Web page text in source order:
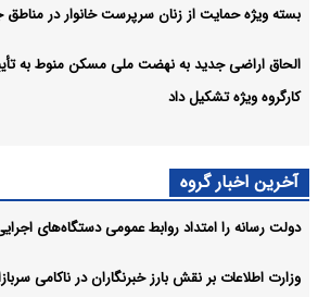
بسته ویژه حمایت از زنان سرپرست خانوار در
الحاق اراضی جدید به نهضت ملی مسکن منوط به
کارگروه ویژه تشکیل داد
آخرین اخبار گروه
دولت رسانه را امتداد روابط عمومی دستگاه‌های
وزارت اطلاعات بر نقش بارز خبرنگاران در ناکامی